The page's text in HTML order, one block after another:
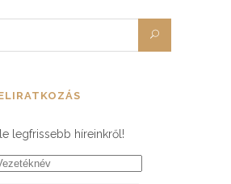
legfrissebb híreinkről!